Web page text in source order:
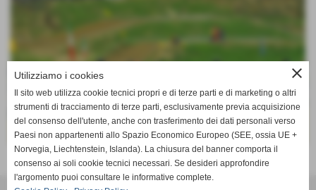
Invia
close
Utilizziamo i cookies
Il sito web utilizza cookie tecnici propri e di terze parti e di marketing o altri
strumenti di tracciamento di terze parti, esclusivamente previa acquisizione
del consenso dell'utente, anche con trasferimento dei dati personali verso
Paesi non appartenenti allo Spazio Economico Europeo (SEE, ossia UE +
Norvegia, Liechtenstein, Islanda). La chiusura del banner comporta il
consenso ai soli cookie tecnici necessari. Se desideri approfondire
l'argomento puoi consultare le informative complete.